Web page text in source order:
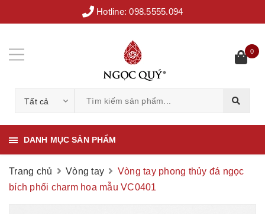
Hotline:098.5555.094
Tất cả
0
DANH MỤC SẢN PHẨM
Trang chủ Vòng tay
Vòng tay phong thủy đá ngọc
bích phối charm hoa mẫu VC0401